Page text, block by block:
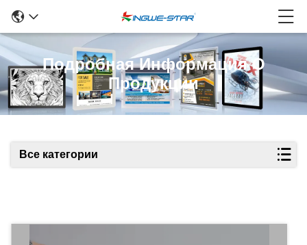
Подробная Информация О
Продукции
Все категории